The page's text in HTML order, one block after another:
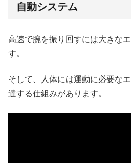
自動システム
高速で腕を振り回すには大きな
す。
そして、人体には運動に必要な
達する仕組みがあります。